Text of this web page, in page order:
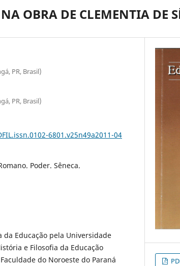
OBRA DE CLEMENTIA DE
PR, Brasil)
PR, Brasil)
6801.v25n49a2011-04
Poder. Sêneca.
Educação pela Universidade
e Filosofia da Educação
do Noroeste do Paraná